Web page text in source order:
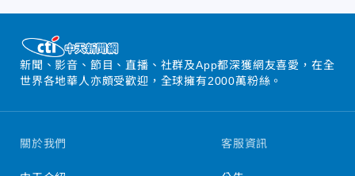
新聞、影音、節目、直播、社群及App都深獲網友喜愛，在全
世界各地華人亦頗受歡迎，全球擁有2000萬粉絲。
關於我們 客服資訊